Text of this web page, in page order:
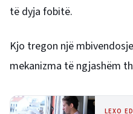
të dyja fobitë.
Kjo tregon një
mekanizma të ngjashëm
LEXO